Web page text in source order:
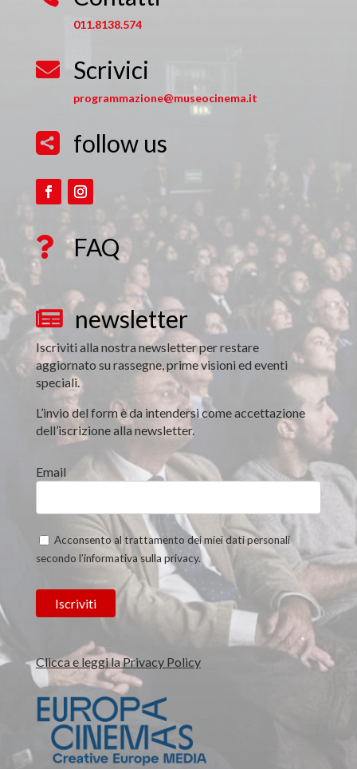
011.8138.574
 Scrivici
programmazione@museocinema.it
 follow us
 FAQ
 newsletter
Iscriviti alla nostra newsletter per restare
aggiornato su rassegne, prime visioni ed eventi
speciali.
L’invio del form è da intendersi come accettazione
dell’iscrizione alla newsletter.
Email
Acconsento al trattamento dei miei dati personali
secondo l’informativa sulla privacy.
Clicca e leggi la Privacy Policy